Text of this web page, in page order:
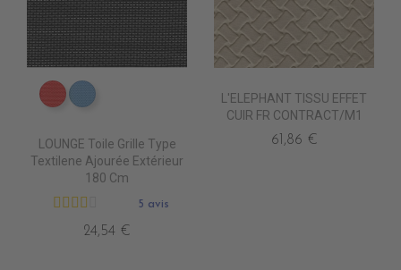
DB0208 ROUGE
DB0224 CIEL
LOUNGE Toile Grille Type
Textilene Ajourée Extérieur
180 Cm
5 avis
24,54 €
L'ELEPHANT TISSU EFFET
CUIR FR CONTRACT/M1
61,86 €